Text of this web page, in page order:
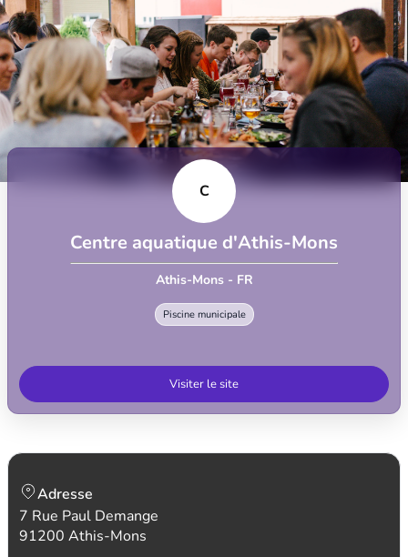
C
Centre aquatique d'Athis-Mons
Athis-Mons - FR
Piscine municipale
Visiter le site
Adresse
7 Rue Paul Demange
91200 Athis-Mons